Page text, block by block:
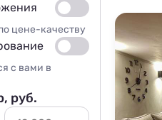
цене-качеству
с вами в
руб.